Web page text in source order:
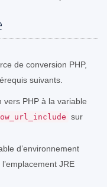
de conversion PHP,
suivants.
vers PHP à la variable
sur
d’environnement
JRE